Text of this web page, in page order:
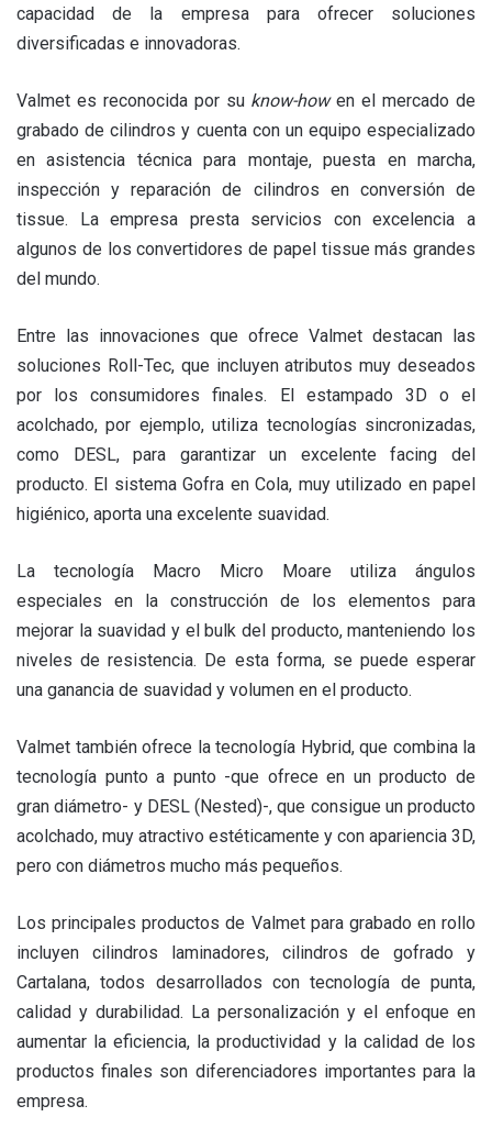
capacidad de la empresa para ofrecer soluciones
diversificadas e innovadoras.
Valmet es reconocida por su know-howen el mercado de
grabado de cilindros y cuenta con un equipo especializado
en asistencia técnica para montaje, puesta en marcha,
inspección y reparación de cilindros en conversión de
tissue. La empresa presta servicios con excelencia a
algunos de los convertidores de papel tissue más grandes
del mundo.
Entre las innovaciones que ofrece Valmet destacan las
soluciones Roll-Tec, que incluyen atributos muy deseados
por los consumidores finales. El estampado 3D o el
acolchado, por ejemplo, utiliza tecnologías sincronizadas,
como DESL, para garantizar un excelente facing del
producto. El sistema Gofra en Cola, muy utilizado en papel
higiénico, aporta una excelente suavidad.
La tecnología Macro Micro Moare utiliza ángulos
especiales en la construcción de los elementos para
mejorar la suavidad y el bulk del producto, manteniendo los
niveles de resistencia. De esta forma, se puede esperar
una ganancia de suavidad y volumen en el producto.
Valmet también ofrece la tecnología Hybrid, que combina la
tecnología punto a punto -que ofrece en un producto de
gran diámetro- y DESL (Nested)-, que consigue un producto
acolchado, muy atractivo estéticamente y con apariencia 3D,
pero con diámetros mucho más pequeños.
Los principales productos de Valmet para grabado en rollo
incluyen cilindros laminadores, cilindros de gofrado y
Cartalana, todos desarrollados con tecnología de punta,
calidad y durabilidad. La personalización y el enfoque en
aumentar la eficiencia, la productividad y la calidad de los
productos finales son diferenciadores importantes para la
empresa.